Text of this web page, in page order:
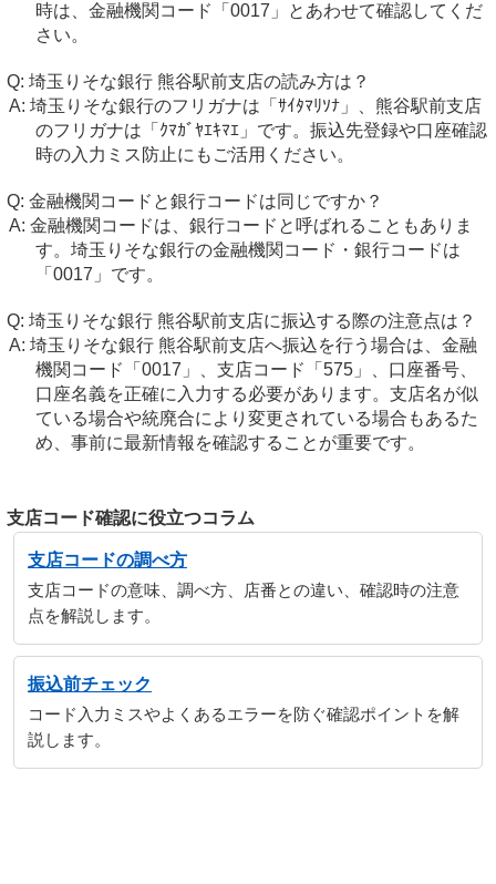
時は、金融機関コード「0017」とあわせて確認してくだ
さい。
埼玉りそな銀行 熊谷駅前支店の読み方は？
埼玉りそな銀行のフリガナは「ｻｲﾀﾏﾘｿﾅ」、熊谷駅前支店
のフリガナは「ｸﾏｶﾞﾔｴｷﾏｴ」です。振込先登録や口座確認
時の入力ミス防止にもご活用ください。
金融機関コードと銀行コードは同じですか？
金融機関コードは、銀行コードと呼ばれることもありま
す。埼玉りそな銀行の金融機関コード・銀行コードは
「0017」です。
埼玉りそな銀行 熊谷駅前支店に振込する際の注意点は？
埼玉りそな銀行 熊谷駅前支店へ振込を行う場合は、金融
機関コード「0017」、支店コード「575」、口座番号、
口座名義を正確に入力する必要があります。支店名が似
ている場合や統廃合により変更されている場合もあるた
め、事前に最新情報を確認することが重要です。
支店コード確認に役立つコラム
支店コードの調べ方
支店コードの意味、調べ方、店番との違い、確認時の注意
点を解説します。
振込前チェック
コード入力ミスやよくあるエラーを防ぐ確認ポイントを解
説します。